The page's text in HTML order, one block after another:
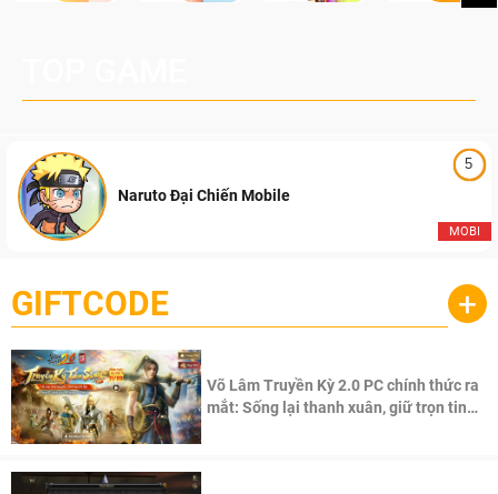
5
MOBI
Naruto Đại Chiến Mobile
GIFTCODE +
Võ Lâm Truyền Kỳ 2.0 PC chính thức ra
mắt: Sống lại thanh xuân, giữ trọn tinh